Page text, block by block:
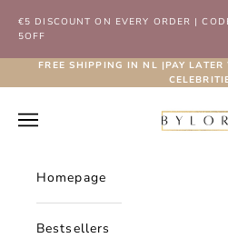
€5 DISCOUNT ON EVERY ORDER |
5OFF
FREE SHIPPING IN NL |PAY
Navigatiemenu openen
Homepage
Bestsellers